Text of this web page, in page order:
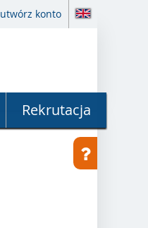
utwórz konto
Rekrutacja